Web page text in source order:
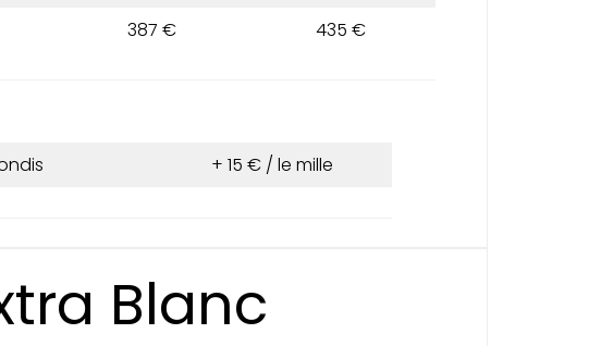
387 €
435 €
+ 15 € / le mille
Blanc